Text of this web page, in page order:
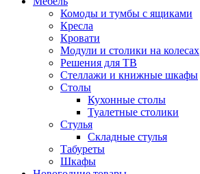
Комоды и тумбы с ящиками
Кресла
Кровати
Модули и столики на колесах
Решения для ТВ
Стеллажи и книжные шкафы
Столы
Кухонные столы
Туалетные столики
Стулья
Складные стулья
Табуреты
Шкафы